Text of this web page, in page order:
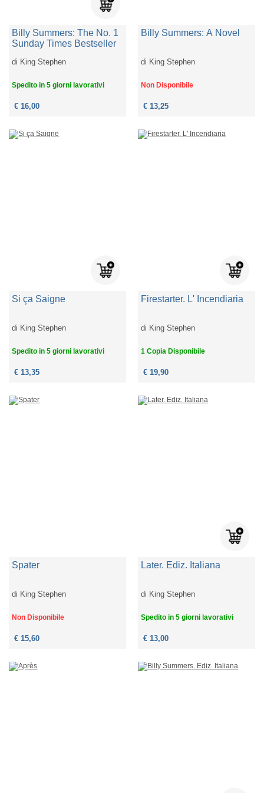
Billy Summers: The No. 1
Sunday Times Bestseller
di King Stephen
Spedito in 5 giorni lavorativi
€ 16,00
Billy Summers: A Novel
di King Stephen
Non Disponibile
€ 13,25
Si ça Saigne
di King Stephen
Spedito in 5 giorni lavorativi
€ 13,35
Firestarter. L' Incendiaria
di King Stephen
1 Copia Disponibile
€ 19,90
Spater
di King Stephen
Non Disponibile
€ 15,60
Later. Ediz. Italiana
di King Stephen
Spedito in 5 giorni lavorativi
€ 13,00